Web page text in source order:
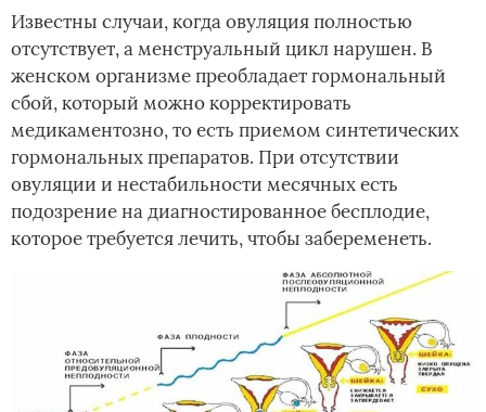
Известны случаи, когда овуляция полностью
отсутствует, а менструальный цикл нарушен. В
женском организме преобладает гормональный
сбой, который можно корректировать
медикаментозно, то есть приемом синтетических
гормональных препаратов. При отсутствии
овуляции и нестабильности месячных есть
подозрение на диагностированное бесплодие,
которое требуется лечить, чтобы забеременеть.